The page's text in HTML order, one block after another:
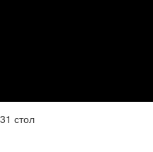
31 стол